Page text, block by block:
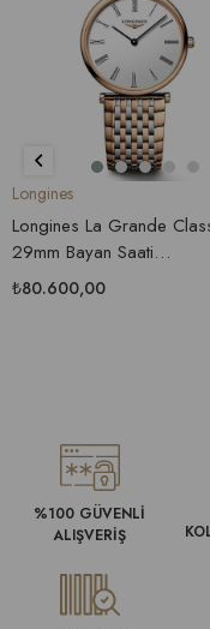
Longines
Longines La Grande
29mm Bayan Saati
L4.512.1.91.7
₺80.600,00
%100 GÜVENLİ
ALIŞVERİŞ